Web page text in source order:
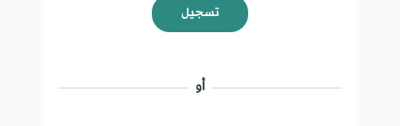
تسجيل
أو